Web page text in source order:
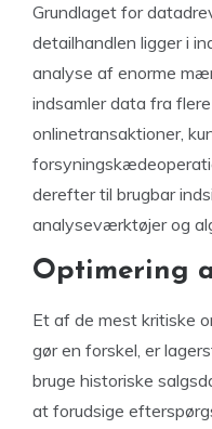
Grundlaget for
detailhandlen ligger i
analyse af enorme
indsamler data fra
onlinetransaktioner,
derefter til brugbar
analyseværktøjer og
Optimering
Et af de mest kritiske
gør en forskel, er
bruge historiske
at forudsige